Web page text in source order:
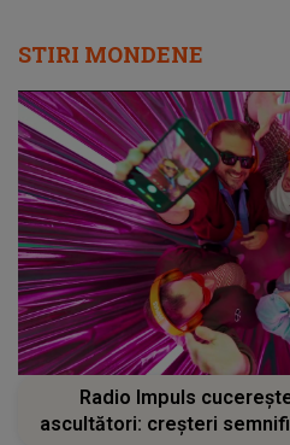
STIRI MONDENE
Radio Impuls
ascultători: creșteri